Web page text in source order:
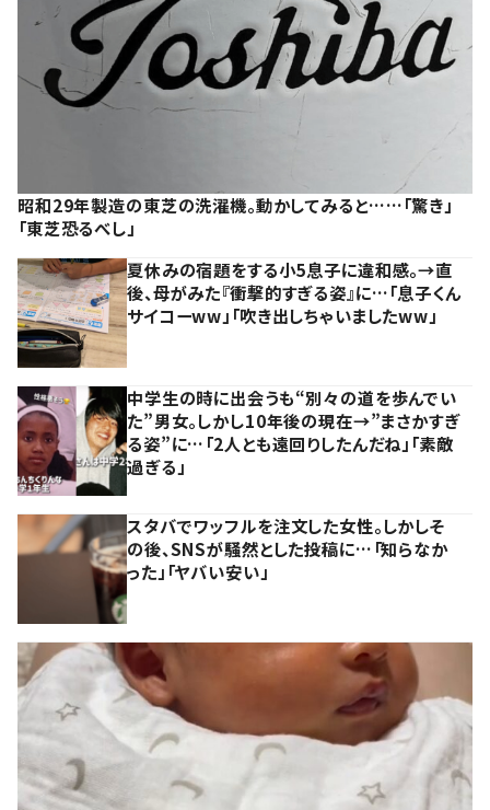
昭和29年製造の東芝の洗濯機。動かしてみると……「驚き」
「東芝恐るべし」
夏休みの宿題をする小5息子に違和感。→直
後、母がみた『衝撃的すぎる姿』に…「息子くん
サイコーww」「吹き出しちゃいましたww」
中学生の時に出会うも“別々の道を歩んでい
た”男女。しかし10年後の現在→”まさかすぎ
る姿”に…「2人とも遠回りしたんだね」「素敵
過ぎる」
スタバでワッフルを注文した女性。しかしそ
の後、SNSが騒然とした投稿に…「知らなか
った」「ヤバい安い」